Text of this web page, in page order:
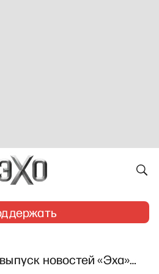
новостей «Эха»…